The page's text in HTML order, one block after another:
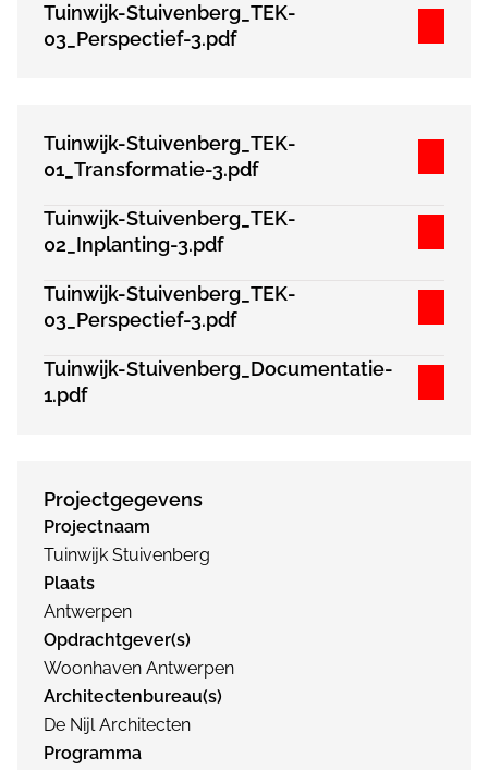
Tuinwijk-Stuivenberg_TEK-
03_Perspectief-3.pdf
Tuinwijk-Stuivenberg_TEK-
01_Transformatie-3.pdf
Tuinwijk-Stuivenberg_TEK-
02_Inplanting-3.pdf
Tuinwijk-Stuivenberg_TEK-
03_Perspectief-3.pdf
Tuinwijk-Stuivenberg_Documentatie-
1.pdf
Projectgegevens
Projectnaam
Tuinwijk Stuivenberg
Plaats
Antwerpen
Opdrachtgever(s)
Woonhaven Antwerpen
Architectenbureau(s)
De Nijl Architecten
Programma